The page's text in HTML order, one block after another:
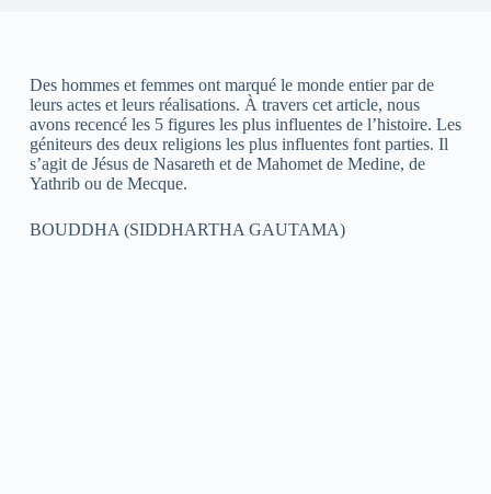
Des hommes et femmes ont marqué le monde entier par de
leurs actes et leurs réalisations. À travers cet article, nous
avons recencé les 5 figures les plus influentes de l’histoire. Les
géniteurs des deux religions les plus influentes font parties. Il
s’agit de Jésus de Nasareth et de Mahomet de Medine, de
Yathrib ou de Mecque.
BOUDDHA (SIDDHARTHA GAUTAMA)